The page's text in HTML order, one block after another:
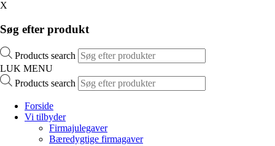
X
Søg efter produkt
Products search
LUK MENU
Products search
Forside
Vi tilbyder
Firmajulegaver
Bæredygtige firmagaver